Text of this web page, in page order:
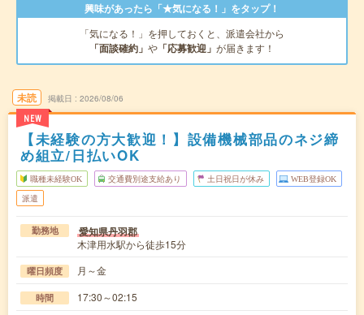
興味があったら「★気になる！」をタップ！
「気になる！」を押しておくと、派遣会社から
「面談確約」 や 「応募歓迎」 が届きます！
未読
NEW
掲載日 2026/08/06
【未経験の方大歓迎！】設備機械部品のネジ締
め組立/日払いOK
職種未経験OK 交通費別途支給あり 土日祝日が休み WEB登録OK
派遣
勤務地 愛知県丹羽郡
木津用水駅から徒歩15分
曜日頻度 月～金
時間 17:30～02:15